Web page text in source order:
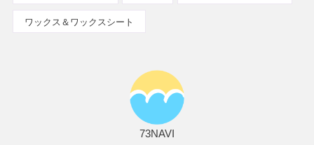
ワックス＆ワックスシート
73NAVI